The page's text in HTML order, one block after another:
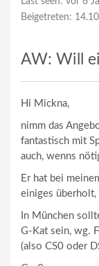
Beigetreten:
AW: Will
Hi Mickna,
nimm das
fantastisch mit
auch, wenns
Er hat bei
einiges überholt,
In München
G-Kat sein, wg.
(also CS0 oder